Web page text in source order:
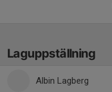
Laguppställning
Albin Lagberg